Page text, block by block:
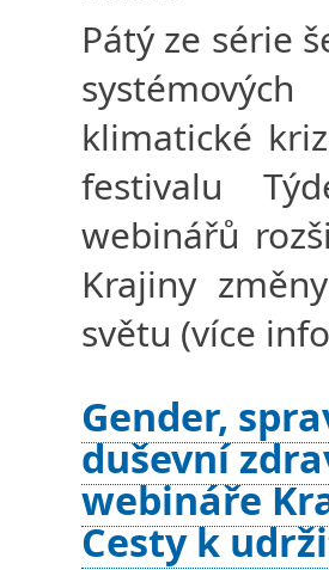
Pátý ze série
klimatické
festivalu
webinářů
Krajiny
světu (více
Gender,
duševní
webináře
Cesty k